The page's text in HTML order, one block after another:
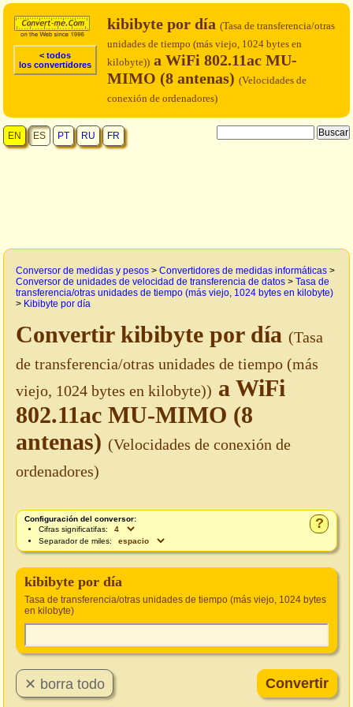
< todos
los convertidores
kibibyte por día (Tasa de transferencia/otras
unidades de tiempo (más viejo, 1024 bytes en
kilobyte)) a WiFi 802.11ac MU-
MIMO (8 antenas) (Velocidades de
conexión de ordenadores)
EN ES PT RU FR
Conversor de medidas y pesos > Convertidores de medidas informáticas >
Conversor de unidades de velocidad de transferencia de datos > Tasa de
transferencia/otras unidades de tiempo (más viejo, 1024 bytes en kilobyte)
> Kibibyte por día
Convertir kibibyte por día (Tasa
de transferencia/otras unidades de tiempo (más
viejo, 1024 bytes en kilobyte)) a WiFi
802.11ac MU-MIMO (8
antenas) (Velocidades de conexión de
ordenadores)
?
Configuración del conversor:
Cifras significatifas:
Separador de miles:
kibibyte por día
Tasa de transferencia/otras unidades de tiempo (más viejo, 1024 bytes
en kilobyte)